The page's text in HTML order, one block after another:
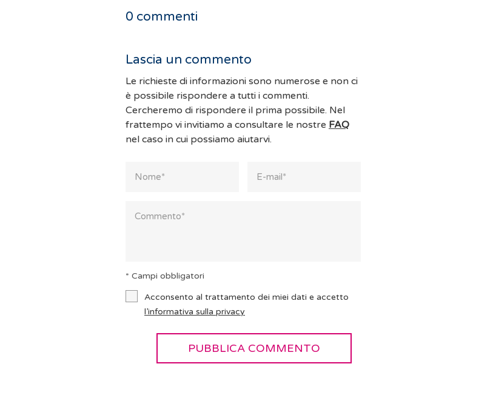
0 commenti
Lascia un commento
Le richieste di informazioni sono numerose e non ci
è possibile rispondere a tutti i commenti.
Cercheremo di rispondere il prima possibile. Nel
frattempo vi invitiamo a consultare le nostre FAQ
nel caso in cui possiamo aiutarvi.
* Campi obbligatori
Acconsento al trattamento dei miei dati e accetto
l’informativa sulla privacy